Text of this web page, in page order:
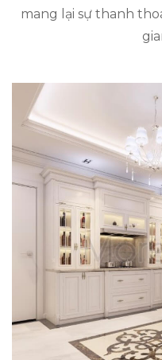
mang lại sự thanh